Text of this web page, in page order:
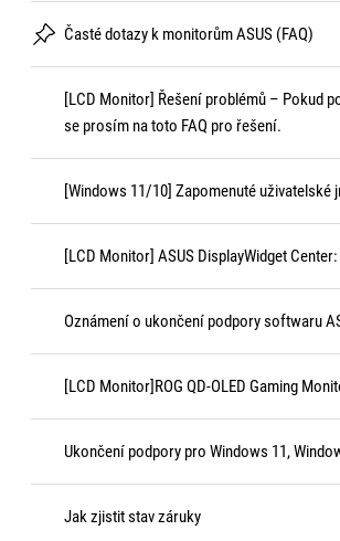
Časté dotazy k monitorům ASUS (FAQ)
[LCD Monitor] Řešení problémů – Pokud
se prosím na toto FAQ pro řešení.
[Windows 11/10] Zapomenuté
[LCD Monitor] ASUS DisplayWidget
Oznámení o ukončení podpory softwaru
[LCD Monitor]ROG QD-OLED Gaming
Ukončení podpory pro Windows 11,
Jak zjistit stav záruky